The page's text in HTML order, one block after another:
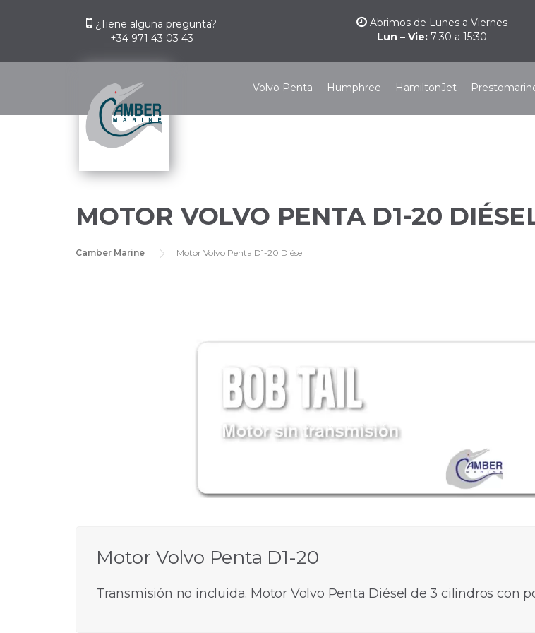
¿Tiene alguna pregunta?
+34 971 43 03 43
Abrimos de Lunes a Viernes
Lun – Vie: 7:30 a 15:30
Volvo Penta Humphree HamiltonJet
MOTOR VOLVO PENTA D1-20
Camber Marine Motor Volvo Penta D1-20 Diésel
Motor Volvo Penta D1-20
Transmisión no incluida. Motor Volvo Penta Diésel de 3 cilindros con